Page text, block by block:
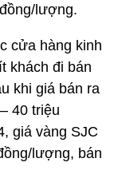
lượng.
cửa hàng kinh
khách đi bán
khi giá bán ra
40 triệu
giá vàng SJC
lượng, bán